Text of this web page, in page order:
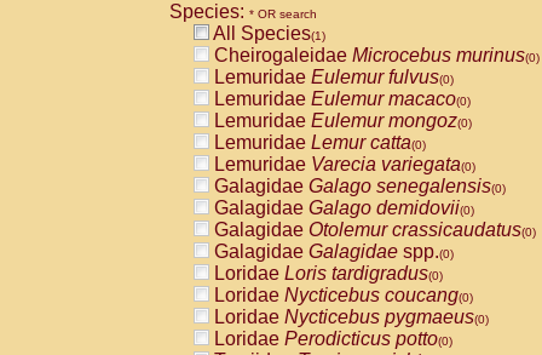
CebidaeCebus capucinus
CebidaeCebus nigrivittatus
CebidaeCebus spp.(0)
CebidaeSaimiri boliviensis(0)
CebidaeSaimiri sciureus(0)
AtelidaeAlouatta caraya(0)
AtelidaeAlouatta fusca(0)
AtelidaeAlouatta seniculus(0)
AtelidaeAlouattaspp.(0)
AtelidaeAteles belzebuth(0)
AtelidaeAteles geoffroyi(0)
AtelidaeAteles paniscus(0)
AtelidaeAtelesspp.(0)
AtelidaeLagothrix lagothricha(0)
AtelidaeLagothrix lagothricha cana
PitheciidaeCacajao calvus
Species: * OR search
All Species(1)
Cheirogaleidae Microcebus murinus(0)
Lemuridae Eulemur fulvus(0)
Lemuridae Eulemur macaco(0)
Lemuridae Eulemur mongoz(0)
Lemuridae Lemur catta(0)
Lemuridae Varecia variegata(0)
Galagidae Galago senegalensis(0)
Galagidae Galago demidovii(0)
Galagidae Otolemur crassicaudatus(0)
Galagidae Galagidae spp.(0)
Loridae Loris tardigradus(0)
Loridae Nycticebus coucang(0)
Loridae Nycticebus pygmaeus(0)
Loridae Perodicticus potto(0)